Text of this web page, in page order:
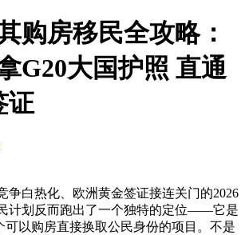
购房移民全攻略：
G20大国护照 直通
证
争白热化、欧洲黄金签证接连关门的2026
计划反而跑出了一个独特的定位——它是
可以购房直接换取公民身份的项目。不是